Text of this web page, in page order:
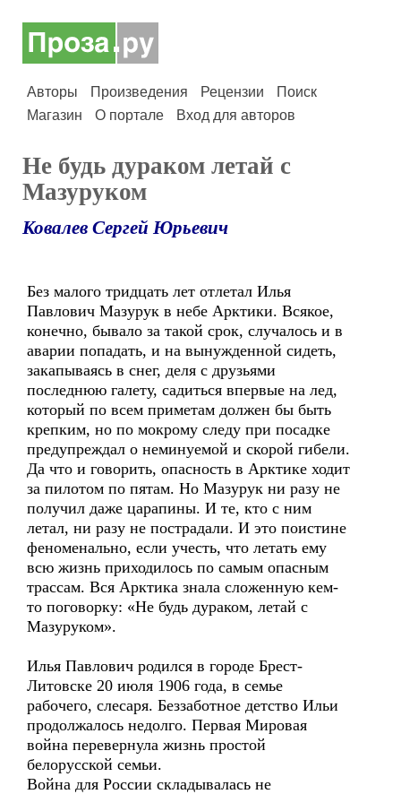
Авторы Произведения Рецензии
Поиск
Магазин
О портале Вход для авторов
Не будь дураком летай с
Мазуруком
Ковалев Сергей Юрьевич
Без малого тридцать лет отлетал Илья
Павлович Мазурук в небе Арктики. Всякое,
конечно, бывало за такой срок, случалось и в
аварии попадать, и на вынужденной сидеть,
закапываясь в снег, деля с друзьями
последнюю галету, садиться впервые на лед,
который по всем приметам должен бы быть
крепким, но по мокрому следу при посадке
предупреждал о неминуемой и скорой гибели.
Да что и говорить, опасность в Арктике ходит
за пилотом по пятам. Но Мазурук ни разу не
получил даже царапины. И те, кто с ним
летал, ни разу не пострадали. И это поистине
феноменально, если учесть, что летать ему
всю жизнь приходилось по самым опасным
трассам. Вся Арктика знала сложенную кем-
то поговорку: «Не будь дураком, летай с
Мазуруком».
Илья Павлович родился в городе Брест-
Литовске 20 июля 1906 года, в семье
рабочего, слесаря. Беззаботное детство Ильи
продолжалось недолго. Первая Мировая
война перевернула жизнь простой
белорусской семьи.
Война для России складывалась не